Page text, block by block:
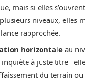
mais si elles
niveaux, elles
rapprochée.
horizontale au
à juste titre :
du terrain